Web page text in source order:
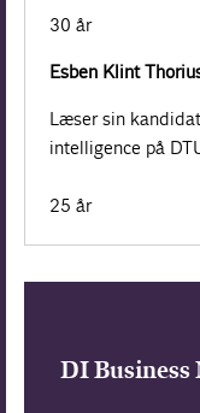
30 år
Esben Klint
Læser sin
intelligence på
25 år
DI Business